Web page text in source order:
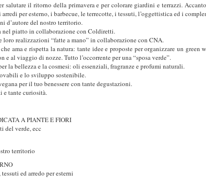
salutare il ritorno della primavera e per colorare giardini e terrazzi.
per esterno, i barbecue, le terrecotte, i tessuti, l’oggettistica ed i
d’autore del nostro territorio.
nel piatto in collaborazione con Coldiretti.
loro realizzazioni “fatte a mano” in collaborazione con CNA.
ama e rispetta la natura: tante idee e proposte per organizzare un
e al viaggio di nozze. Tutto l’occorrente per una “sposa verde”.
la bellezza e la cosmesi: oli essenziali, fragranze e profumi naturali.
e lo sviluppo sostenibile.
per il tuo benessere con tante degustazioni.
e tante curiosità.
A PIANTE E FIORI
del verde, ecc
territorio
ed arredo per esterni